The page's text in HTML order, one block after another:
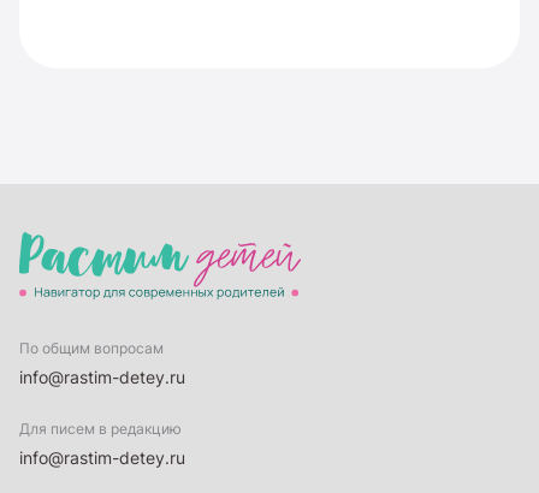
По общим вопросам
info@rastim-detey.ru
Для писем в редакцию
info@rastim-detey.ru